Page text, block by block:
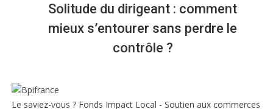
Solitude du dirigeant : comment
mieux s’entourer sans perdre le
contrôle ?
Le saviez-vous ? Fonds Impact Local - Soutien aux commerces